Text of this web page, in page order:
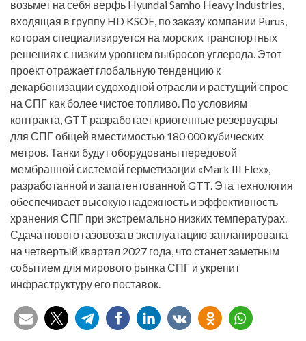
возьмет на себя верфь Hyundai Samho Heavy Industries,
входящая в группу HD KSOE, по заказу компании Purus,
которая специализируется на морских транспортных
решениях с низким уровнем выбросов углерода. Этот
проект отражает глобальную тенденцию к
декарбонизации судоходной отрасли и растущий спрос
на СПГ как более чистое топливо. По условиям
контракта, GTT разработает криогенные резервуары
для СПГ общей вместимостью 180 000 кубических
метров. Танки будут оборудованы передовой
мембранной системой герметизации «Mark III Flex»,
разработанной и запатентованной GTT. Эта технология
обеспечивает высокую надежность и эффективность
хранения СПГ при экстремально низких температурах.
Сдача нового газовоза в эксплуатацию запланирована
на четвертый квартал 2027 года, что станет заметным
событием для мирового рынка СПГ и укрепит
инфраструктуру его поставок.